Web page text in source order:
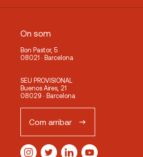
On som
Bon Pastor, 5
08021 · Barcelona
SEU PROVISIONAL
Buenos Aires, 21
08029 · Barcelona
Com arribar